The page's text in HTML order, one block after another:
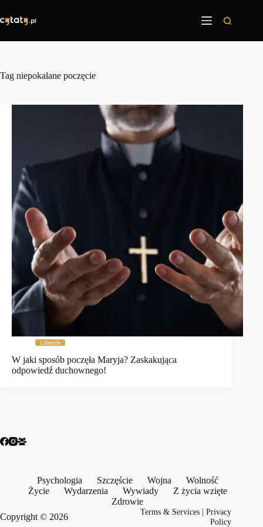
treści
Tag niepokalane poczęcie
Lifestyle
W jaki sposób poczęła Maryja? Zaskakująca
odpowiedź duchownego!
Psychologia Szczęście Wojna
Wolność
Życie
Wydarzenia Wywiady
Z życia wzięte
Zdrowie
Copyright © 2026
Terms & Services |Privacy
Policy